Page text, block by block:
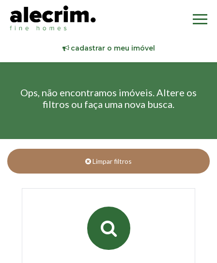
cadastrar o meu imóvel
Ops, não encontramos imóveis. Altere os
filtros ou faça uma nova busca.
Limpar filtros